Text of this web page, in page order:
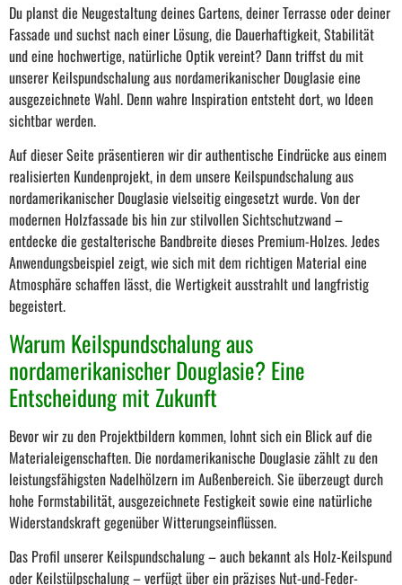
Du planst die Neugestaltung deines Gartens, deiner Terrasse oder deiner
Fassade und suchst nach einer Lösung, die Dauerhaftigkeit, Stabilität
und eine hochwertige, natürliche Optik vereint? Dann triffst du mit
unserer Keilspundschalung aus nordamerikanischer Douglasie eine
ausgezeichnete Wahl. Denn wahre Inspiration entsteht dort, wo Ideen
sichtbar werden.
Auf dieser Seite präsentieren wir dir authentische Eindrücke aus einem
realisierten Kundenprojekt, in dem unsere Keilspundschalung aus
nordamerikanischer Douglasie vielseitig eingesetzt wurde. Von der
modernen Holzfassade bis hin zur stilvollen Sichtschutzwand –
entdecke die gestalterische Bandbreite dieses Premium-Holzes. Jedes
Anwendungsbeispiel zeigt, wie sich mit dem richtigen Material eine
Atmosphäre schaffen lässt, die Wertigkeit ausstrahlt und langfristig
begeistert.
Warum Keilspundschalung aus
nordamerikanischer Douglasie? Eine
Entscheidung mit Zukunft
Bevor wir zu den Projektbildern kommen, lohnt sich ein Blick auf die
Materialeigenschaften. Die nordamerikanische Douglasie zählt zu den
leistungsfähigsten Nadelhölzern im Außenbereich. Sie überzeugt durch
hohe Formstabilität, ausgezeichnete Festigkeit sowie eine natürliche
Widerstandskraft gegenüber Witterungseinflüssen.
Das Profil unserer Keilspundschalung – auch bekannt als Holz-Keilspund
oder Keilstülpschalung – verfügt über ein präzises Nut-und-Feder-